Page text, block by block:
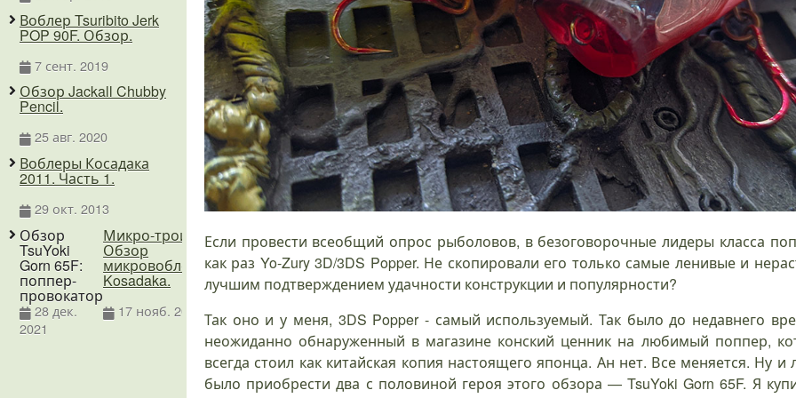
Если провести всеобщий опрос рыболовов, в безоговорочные лидеры класса
как раз Yo-Zury 3D/3DS Popper. Не скопировали его только самые ленивые и
лучшим подтверждением удачности конструкции и популярности?
Так оно и у меня, 3DS Popper - самый используемый. Так было до недавнего
неожиданно обнаруженный в магазине конский ценник на любимый поппер,
всегда стоил как китайская копия настоящего японца. Ан нет. Все меняется. Ну
было приобрести два с половиной героя этого обзора — TsuYoki Gorn 65F. Я
Воблер Tsuribito Jerk
POP 90F. Обзор.
7 сент. 2019
Обзор Jackall Chubby
Pencil.
25 авг. 2020
Воблеры Косадака
2011. Часть 1.
29 окт. 2013
Обзор
TsuYoki
Gorn 65F:
поппер-
провокатор
28 дек.
2021
Микро-троица.
Обзор
микровоблеров
Kosadaka.
17 нояб. 2023
Голавль:
отцы и
дети!
13
июл.
2021
Jackall Boil
Trigger: Обзор,
характеристики
и особенности
использования
29 янв. 2024
Окуневый
истребитель
TsuYoki по
имени Zoki.
Обзор
8 дек. 2025
Обзор
поппера
Kosadaka
SKS
Popper
50
17 апр.
2017
Обзор
Jackall Water
Moccasin -
безотказный
уокер.
26 июл.
2025
Обзор по
воблерам
Kosadaka
15 авг.
2013
Lucky
Craft
Malas.
мясо.
5
апр.
2018
Мой
13